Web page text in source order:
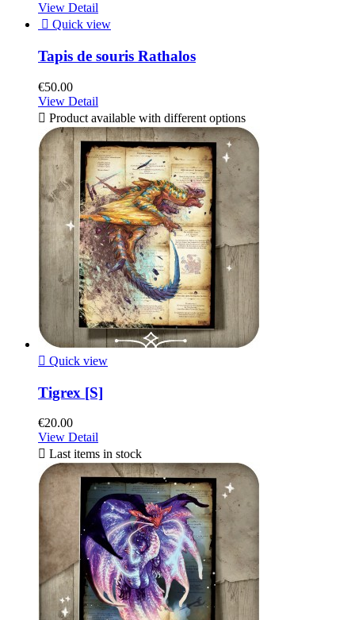
View Detail
 Quick view
Tapis de souris Rathalos
€50.00
View Detail
 Product available with different options
 Quick view
Tigrex [S]
€20.00
View Detail
 Last items in stock